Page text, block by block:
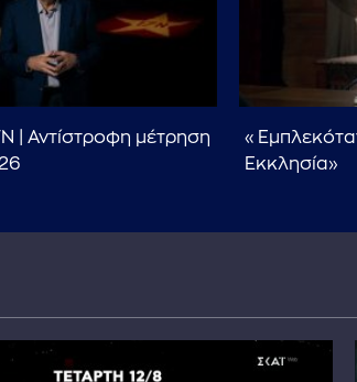
| Αντίστροφη μέτρηση
Εκκλησία»